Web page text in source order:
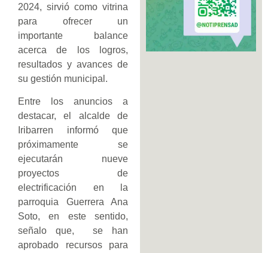
2024, sirvió como vitrina
para ofrecer un
importante balance
acerca de los logros,
resultados y avances de
su gestión municipal.
Entre los anuncios a
destacar, el alcalde de
Iribarren informó que
próximamente se
ejecutarán nueve
proyectos de
electrificación en la
parroquia Guerrera Ana
Soto, en este sentido,
señalo que, se han
aprobado recursos para